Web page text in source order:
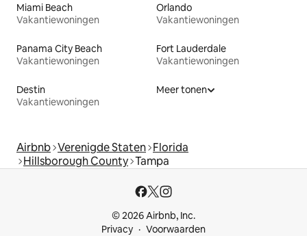
Miami Beach
Vakantiewoningen
Orlando
Vakantiewoningen
Panama City Beach
Vakantiewoningen
Fort Lauderdale
Vakantiewoningen
Destin
Vakantiewoningen
Meer tonen
Airbnb Verenigde Staten Florida
Hillsborough County Tampa
© 2026 Airbnb, Inc.
Privacy
Voorwaarden